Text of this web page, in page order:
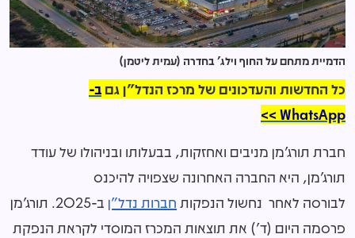
הדמיית מתחם על החוף וילג' בחדרה (עמית ליטמן)
כל החדשות והעדכונים של מרכז הנדל"ן גם ב-
WhatsApp >>
חברת תורג'מן מניבים ואחזקות, בבעלותו ובניהולו של עודד
תורג'מן, היא החברה האחרונה שצפויה להיכנס
לבורסה לאחר נחשול הנפקות חברות נדל"ן
ב-2025. תורג'מן
פרסמה היום (ד') את תוצאות המכרז המוסדי לקראת הנפקת